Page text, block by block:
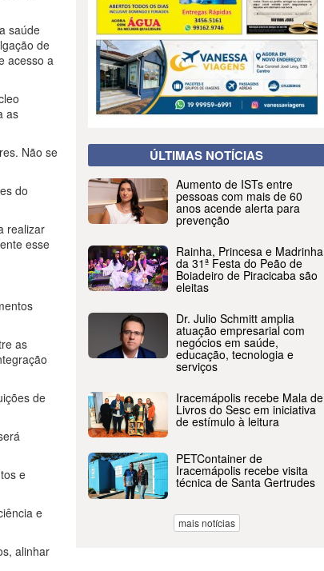
saúde
de
acesso a
as
Não se
do
realizar
esse
as
de
e
e
alinhar
ÚLTIMAS NOTÍCIAS
Aumento de ISTs entre
pessoas com mais de 60
anos acende alerta para
prevenção
Rainha, Princesa e Madrinha
da 31ª Festa do Peão de
Boiadeiro de Piracicaba são
eleitas
Dr. Julio Schmitt amplia
atuação empresarial com
negócios em saúde,
educação, tecnologia e
serviços
Iracemápolis recebe Mala de
Livros do Sesc em iniciativa
de estímulo à leitura
PETContainer de
Iracemápolis recebe visita
técnica de Santa Gertrudes
mais notícias